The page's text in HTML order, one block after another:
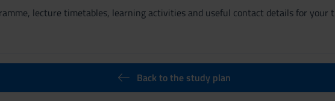
lecture timetables, learning activities and useful contact details for your
Back to the study plan